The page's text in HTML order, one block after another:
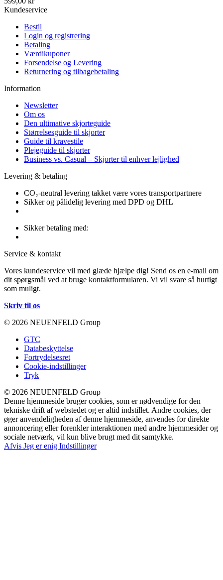
Kundeservice
Bestil
Login og registrering
Betaling
Værdikuponer
Forsendelse og Levering
Returnering og tilbagebetaling
Information
Newsletter
Om os
Den ultimative skjorteguide
Størrelsesguide til skjorter
Guide til kravestile
Plejeguide til skjorter
Business vs. Casual – Skjorter til enhver lejlighed
Levering & betaling
CO₂-neutral levering takket være vores transportpartnere
Sikker og pålidelig levering med DPD og DHL
Sikker betaling med:
Service & kontakt
Vores kundeservice vil med glæde hjælpe dig! Send os en e-mail om
dit spørgsmål ved at bruge kontaktformularen. Vi vil svare så hurtigt
som muligt.
Skriv til os
© 2026 NEUENFELD Group
GTC
Databeskyttelse
Fortrydelsesret
Cookie-indstillinger
Tryk
© 2026 NEUENFELD Group
Denne hjemmeside bruger cookies, som er nødvendige for den
tekniske drift af webstedet og er altid indstillet. Andre cookies, der
øger anvendeligheden af denne hjemmeside, anvendes for direkte
annoncering eller forenkler interaktionen med andre hjemmesider og
sociale netværk, vil kun blive brugt med dit samtykke.
Afvis Jeg er enig Indstillinger